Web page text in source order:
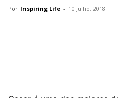
Por Inspiring Life - 10 Julho, 2018